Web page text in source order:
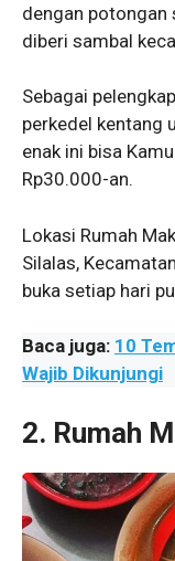
dengan potongan
diberi sambal
Sebagai
perkedel kentang
enak ini bisa
Rp30.000-an.
Lokasi Rumah
Silalas,
buka setiap hari
Baca juga: 10
Wajib Dikunjungi
2. Rumah